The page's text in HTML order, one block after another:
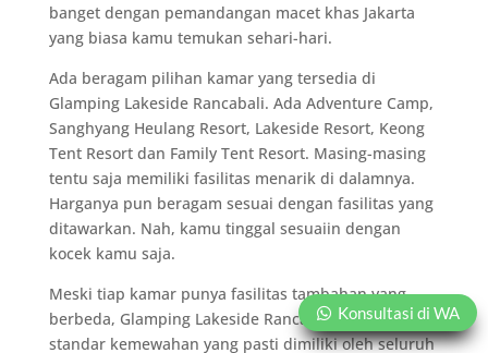
banget dengan pemandangan macet khas Jakarta
yang biasa kamu temukan sehari-hari.
Ada beragam pilihan kamar yang tersedia di
Glamping Lakeside Rancabali. Ada Adventure Camp,
Sanghyang Heulang Resort, Lakeside Resort, Keong
Tent Resort dan Family Tent Resort. Masing-masing
tentu saja memiliki fasilitas menarik di dalamnya.
Harganya pun beragam sesuai dengan fasilitas yang
ditawarkan. Nah, kamu tinggal sesuaiin dengan
kocek kamu saja.
Meski tiap kamar punya fasilitas tambahan yang
berbeda, Glamping Lakeside Rancabali tentu punya
standar kemewahan yang pasti dimiliki oleh seluruh
Konsultasi di WA